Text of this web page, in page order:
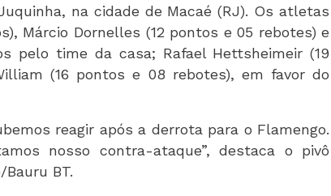
na cidade de Macaé (RJ). Os atletas
Márcio Dornelles (12 pontos e 05 rebotes) e
pelo time da casa; Rafael Hettsheimeir (19
(16 pontos e 08 rebotes), em favor do
reagir após a derrota para o Flamengo.
nosso contra-ataque”, destaca o pivô
BT.